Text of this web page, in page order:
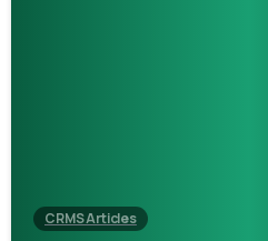
CRMS Articles